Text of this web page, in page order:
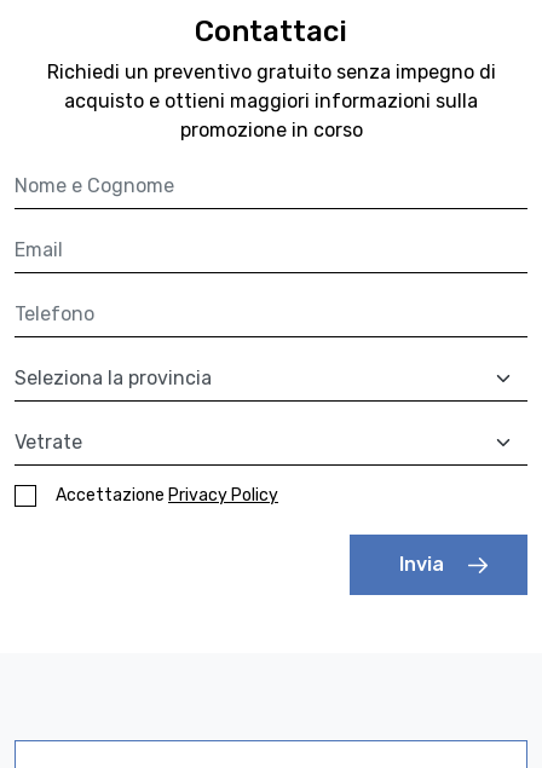
Contattaci
Richiedi un preventivo gratuito senza impegno di
acquisto e ottieni maggiori informazioni sulla
promozione in corso
Nome e cognome
Email
Telefono
Provincia
A quale prodotto sei interessato?
Accettazione Privacy Policy
Invia